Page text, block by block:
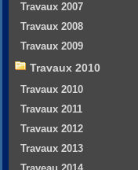
Travaux 2007
Travaux 2008
Travaux 2009
Travaux 2010
Travaux 2010
Travaux 2011
Travaux 2012
Travaux 2013